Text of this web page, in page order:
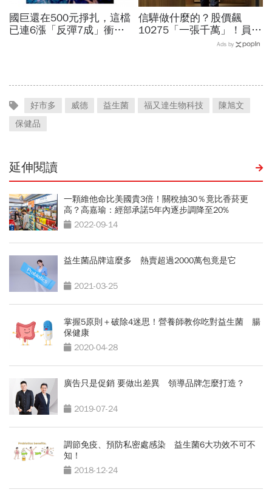
國巨還在500元掙扎，這檔
已連6漲「反彈7成」衝千
信驊做什麼的？股價飆
10275「一張千萬」！員工
年薪平均540萬…中年失業
Ads by
好市多 威德 益生菌 福又達生物科技
陳旭文
保健品
延伸閱讀
一顆維他命比美國貴3倍！關稅抽30％竟比香菸更
高？高嘉瑜：經部承諾5年內逐步調降至20%
2022-09-14
益生菌品牌這麼多 熱賣超過2000萬包竟是它
2021-03-25
掌握5原則＋破除4迷思！營養師教你吃對益生菌 腸
保健康
2020-04-28
廣告只是促銷 要做出差異 領導品牌怎麼打造？
2019-07-24
調節免疫、預防私密處感染 益生菌6大功效不可不
知！
2018-12-24